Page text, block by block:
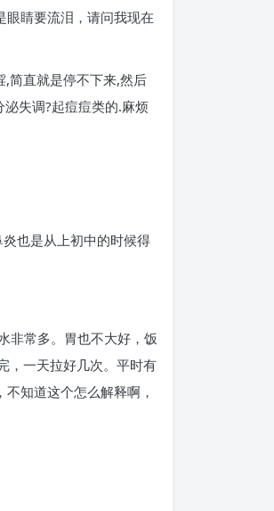
眼睛要流泪，请问我现在
简直就是停不下来,然后
失调?起痘痘类的.麻烦
也是从上初中的时候得
非常多。胃也不大好，饭
，一天拉好几次。平时有
知道这个怎么解释啊，